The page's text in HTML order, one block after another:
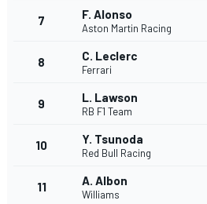
7 F. Alonso
Aston Martin Racing
8 C. Leclerc
Ferrari
9 L. Lawson
RB F1 Team
10 Y. Tsunoda
Red Bull Racing
11 A. Albon
Williams